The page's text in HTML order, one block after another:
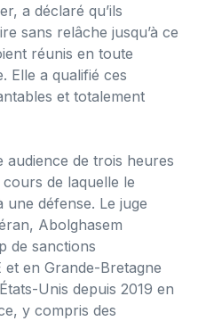
a déclaré qu’ils
sans relâche jusqu’à ce
réunis en toute
Elle a qualifié ces
et totalement
audience de trois heures
de laquelle le
une défense. Le juge
Abolghasem
de sanctions
et en Grande-Bretagne
Unis depuis 2019 en
y compris des